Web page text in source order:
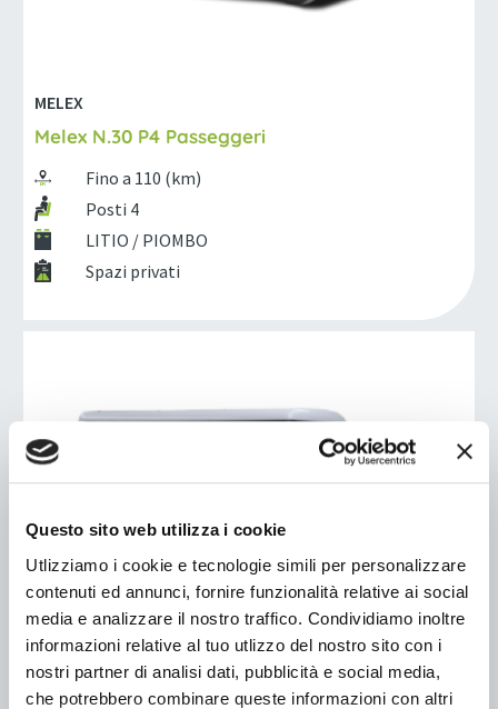
Questo sito web utilizza i cookie
Utlizziamo i cookie e tecnologie simili per personalizzare
contenuti ed annunci, fornire funzionalità relative ai social
media e analizzare il nostro traffico. Condividiamo inoltre
informazioni relative al tuo utlizzo del nostro sito con i
nostri partner di analisi dati, pubblicità e social media,
che potrebbero combinare queste informazioni con altri
MELEX
Melex N.30 P4 Passeggeri
Fino a 110 (km)
Posti 4
LITIO / PIOMBO
Spazi privati
MELEX